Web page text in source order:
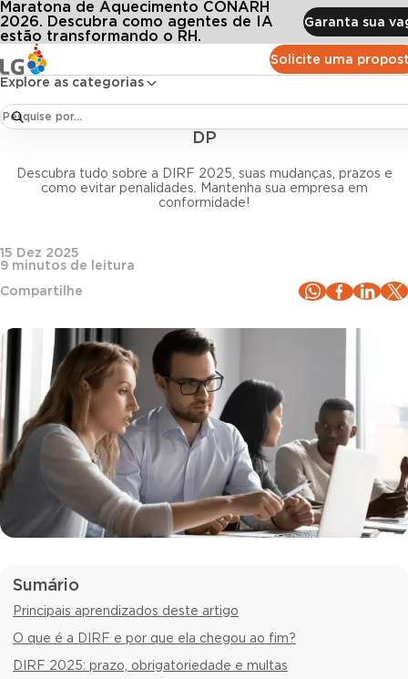
Solicite uma
Explore as categorias
Maratona de Aquecimento CONARH
2026. Descubra como agentes de IA
estão transformando o RH.
Garanta sua
Conteúdos Blog LG Todos os artigos
o que muda com a substituição pela EFD-Reinf e eSocial? Guia completo para
Legislação trabalhista
DIRF 2025: o que muda com a substituição pela
EFD-Reinf e eSocial? Guia completo para RH e
DP
Descubra tudo sobre a DIRF 2025, suas mudanças, prazos e
como evitar penalidades. Mantenha sua empresa em
conformidade!
15 Dez 2025
9 minutos de leitura
Compartilhe
Sumário
Principais aprendizados deste artigo
O que é a DIRF e por que ela chegou ao fim?
DIRF 2025: prazo, obrigatoriedade e multas